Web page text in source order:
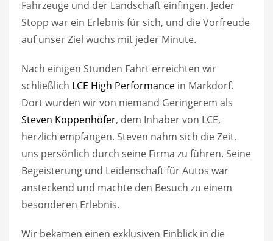
Fahrzeuge und der Landschaft einfingen. Jeder
Stopp war ein Erlebnis für sich, und die Vorfreude
auf unser Ziel wuchs mit jeder Minute.
Nach einigen Stunden Fahrt erreichten wir
schließlich LCE High Performance in Markdorf.
Dort wurden wir von niemand Geringerem als
Steven Koppenhöfer, dem Inhaber von LCE,
herzlich empfangen. Steven nahm sich die Zeit,
uns persönlich durch seine Firma zu führen. Seine
Begeisterung und Leidenschaft für Autos war
ansteckend und machte den Besuch zu einem
besonderen Erlebnis.
Wir bekamen einen exklusiven Einblick in die